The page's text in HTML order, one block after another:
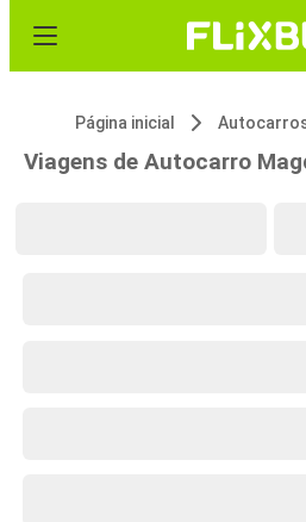
Página inicial
Viagens de Autocarro